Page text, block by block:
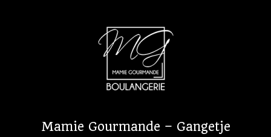
Mamie Gourmande – Gangetje